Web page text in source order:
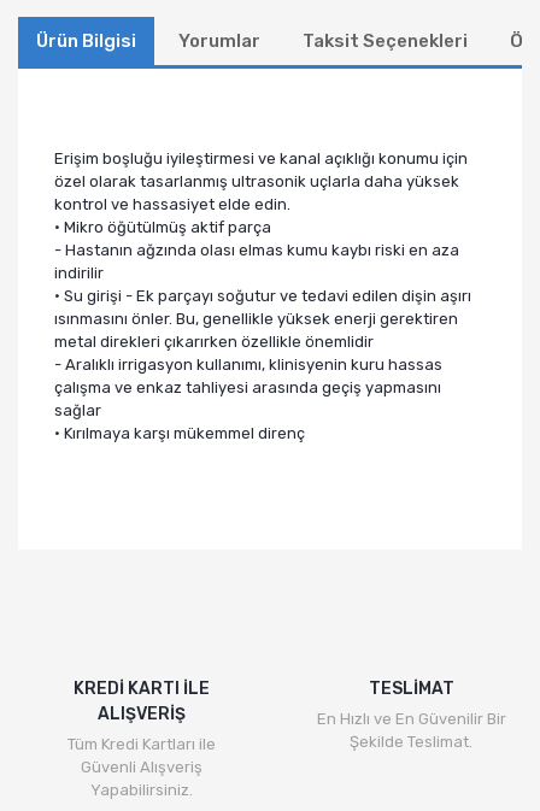
Ürün Bilgisi Yorumlar Taksit Seçenekleri
Erişim boşluğu iyileştirmesi ve kanal açıklığı konumu için
özel olarak tasarlanmış ultrasonik uçlarla daha yüksek
kontrol ve hassasiyet elde edin.
• Mikro öğütülmüş aktif parça
- Hastanın ağzında olası elmas kumu kaybı riski en aza
indirilir
• Su girişi - Ek parçayı soğutur ve tedavi edilen dişin aşırı
ısınmasını önler. Bu, genellikle yüksek enerji gerektiren
metal direkleri çıkarırken özellikle önemlidir
- Aralıklı irrigasyon kullanımı, klinisyenin kuru hassas
çalışma ve enkaz tahliyesi arasında geçiş yapmasını
sağlar
• Kırılmaya karşı mükemmel direnç
Ürün açıklamasında eksik bilgiler bulunuyor.
Ürün bilgilerinde hatalar bulunuyor.
Ürün fiyatı diğer sitelerden daha pahalı.
Bu ürüne benzer farklı alternatifler olmalı.
KREDİ KARTI İLE
ALIŞVERİŞ
Tüm Kredi Kartları ile
Güvenli Alışveriş
Yapabilirsiniz.
TESLİMAT
En Hızlı ve En Güvenilir Bir
Şekilde Teslimat.